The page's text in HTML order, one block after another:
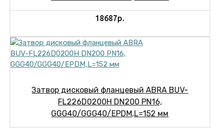
18687р.
Затвор дисковый фланцевый ABRA BUV-
FL226D0200H DN200 PN16,
GGG40/GGG40/EPDM,L=152 мм